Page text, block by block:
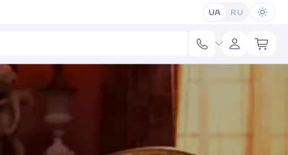
UA RU